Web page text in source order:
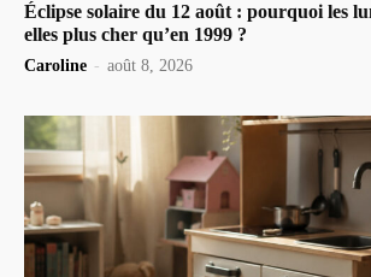
Éclipse solaire du 12 août : pourquoi les
elles plus cher qu’en 1999 ?
Caroline - août 8, 2026